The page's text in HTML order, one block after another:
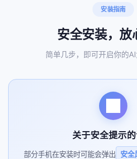
安装指南
安全安装，放
简单几步，即可开启你的
关于安全提示的
部分手机在安装时可能会弹出 安全